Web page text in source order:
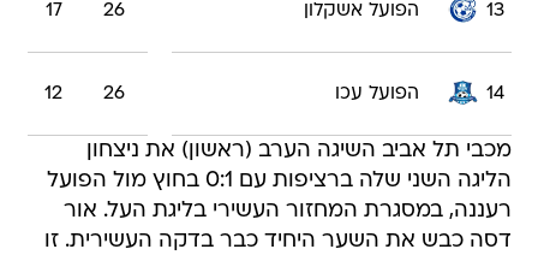
13 הפועל אשקלון 26
17
14 הפועל עכו 26
12
מכבי תל אביב השיגה הערב (ראשון) את ניצחון
הליגה השני שלה ברציפות עם 0:1 בחוץ מול הפועל
רעננה, במסגרת המחזור העשירי בליגת העל. אור
דסה כבש את השער היחיד כבר בדקה העשירית. זו